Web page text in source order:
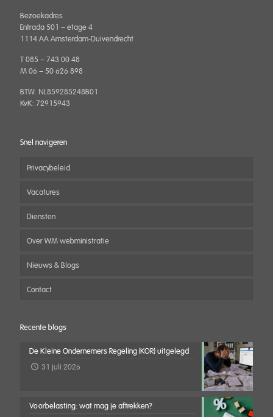
Bezoekadres
Entrada 501 – etage 4
1114 AA Amsterdam-Duivendrecht
T 085 – 743 00 48
M 06 – 50 626 898
BTW: NL859285248B01
KvK: 72915943
Snel navigeren
Privacybeleid
Vacatures
Diensten
Over WM webministratie
Nieuws & Blogs
Contact
Recente blogs
De Kleine Ondernemers Regeling (KOR) uitgelegd
31 juli 2026
Voorbelasting: wat mag je aftrekken?